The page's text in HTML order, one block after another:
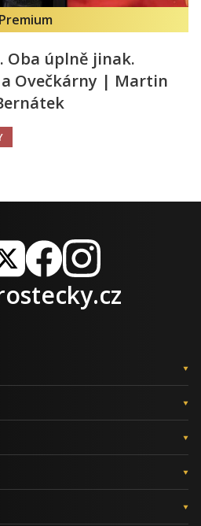
Premium
Oba úplně jinak.
Ovečkárny | Martin
FacebookInstagram